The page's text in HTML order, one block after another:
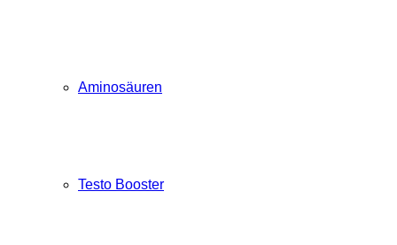
Aminosäuren
Testo Booster